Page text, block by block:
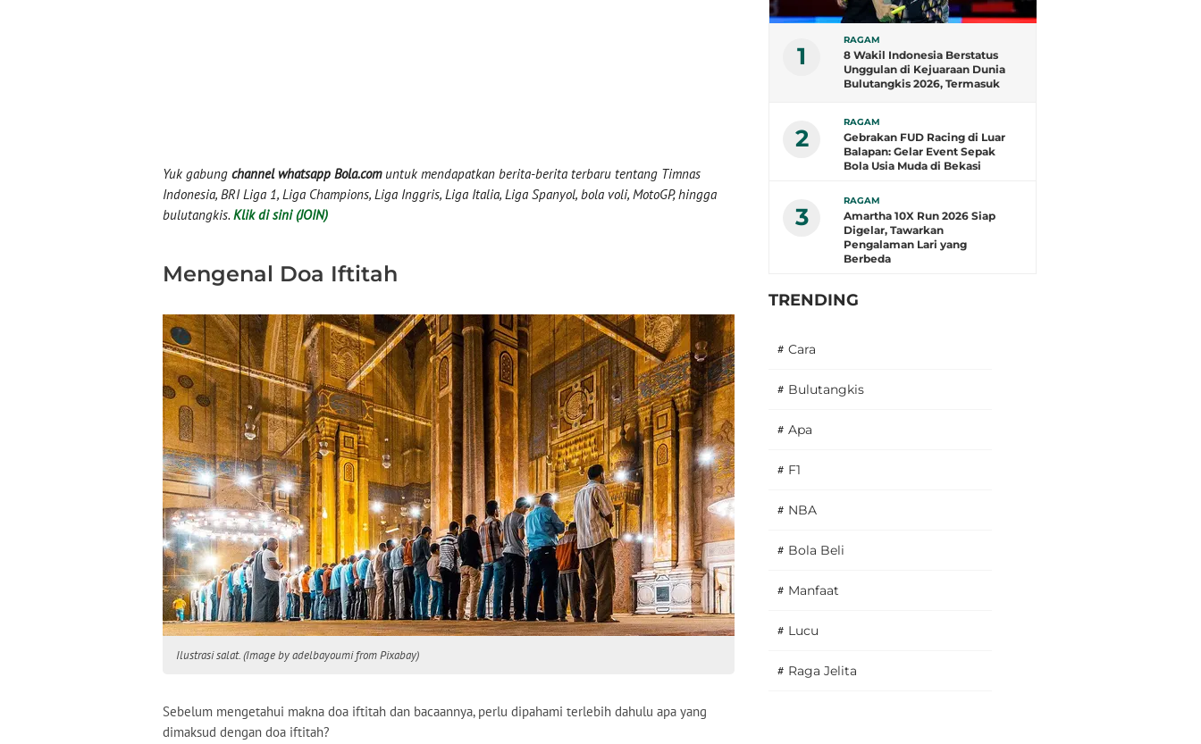
Yuk gabung channel whatsapp Bola.comuntuk mendapatkan berita-berita terbaru tentang Timnas
Indonesia, BRI Liga 1, Liga Champions, Liga Inggris, Liga Italia, Liga Spanyol, bola voli, MotoGP, hingga
bulutangkis. Klik di sini (JOIN)
Mengenal Doa Iftitah
Ilustrasi salat. (Image by adelbayoumi from Pixabay)
Sebelum mengetahui makna doa iftitah dan bacaannya, perlu dipahami terlebih dahulu apa yang
dimaksud dengan doa iftitah?
1
RAGAM
8 Wakil Indonesia Berstatus
Unggulan di Kejuaraan Dunia
Bulutangkis 2026, Termasuk
2
RAGAM
Gebrakan FUD Racing di Luar
Balapan: Gelar Event Sepak
Bola Usia Muda di Bekasi
3
RAGAM
Amartha 10X Run 2026 Siap
Digelar, Tawarkan
Pengalaman Lari yang
Berbeda
TRENDING
# Cara
# Bulutangkis
# Apa
# F1
# NBA
# Bola Beli
# Manfaat
# Lucu
# Raga Jelita